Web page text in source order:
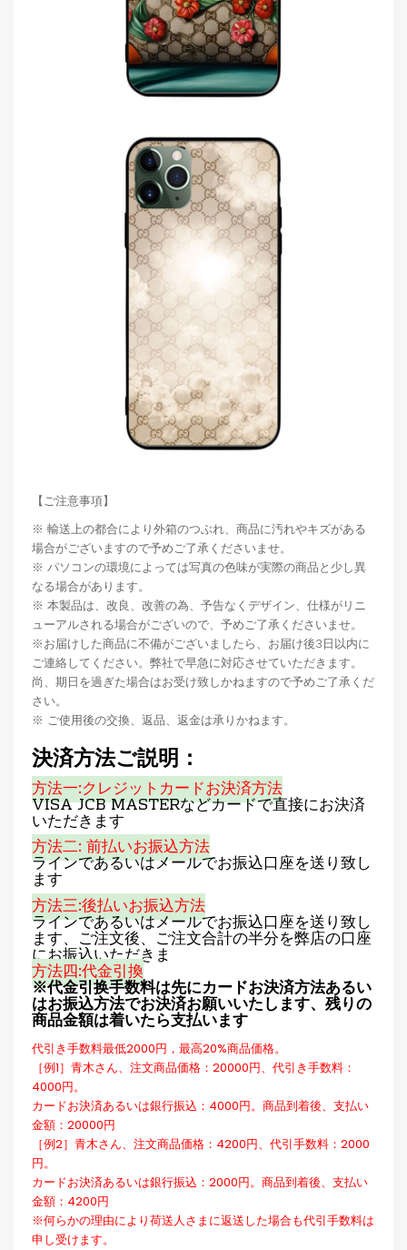
【ご注意事項】
※ 輸送上の都合により外箱のつぶれ、商品に汚れやキズがある
場合がございますので予めご了承くださいませ。
※ パソコンの環境によっては写真の色味が実際の商品と少し異
なる場合があります。
※ 本製品は、改良、改善の為、予告なくデザイン、仕様がリニ
ューアルされる場合がございので、予めご了承くださいませ。
※お届けした商品に不備がございましたら、お届け後3日以内に
ご連絡してください。弊社で早急に対応させていただきます。
尚、期日を過ぎた場合はお受け致しかねますので予めご了承くだ
さい。
※ ご使用後の交換、返品、返金は承りかねます。
決済方法ご説明：
方法一:クレジットカードお決済方法
VISA JCB MASTERなどカードで直接にお決済
いただきます
方法二: 前払いお振込方法
ラインであるいはメールでお振込口座を送り致し
ます
方法三:後払いお振込方法
ラインであるいはメールでお振込口座を送り致し
ます、ご注文後、ご注文合計の半分を弊店の口座
にお振込いただきま
方法四:代金引換
※代金引换手数料は先にカードお決済方法あるい
はお振込方法でお決済お願いいたします、残りの
商品金額は着いたら支払います
代引き手数料最低2000円，最高20%商品価格。
［例1］青木さん、注文商品価格：20000円、代引き手数料：
4000円。
カードお決済あるいは銀行振込：4000円。商品到着後、支払い
金額：20000円
［例2］青木さん、注文商品価格：4200円、代引手数料：2000
円。
カードお決済あるいは銀行振込：2000円。商品到着後、支払い
金額：4200円
※何らかの理由により荷送人さまに返送した場合も代引手数料は
申し受けます。